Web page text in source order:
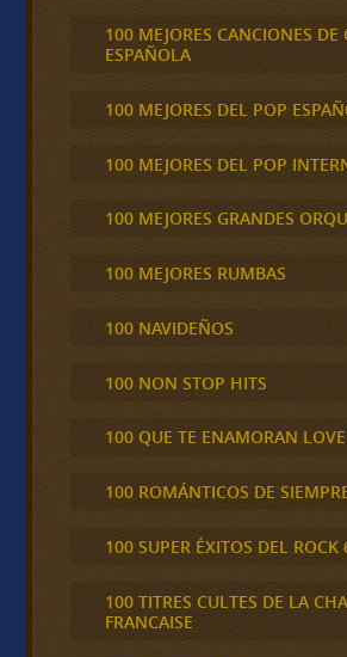
100 MEJORES CANCIONES DE
ESPAÑOLA
100 MEJORES DEL POP
100 MEJORES DEL POP
100 MEJORES GRANDES
100 MEJORES RUMBAS
100 NAVIDEÑOS
100 NON STOP HITS
100 QUE TE ENAMORAN
100 ROMÁNTICOS DE
100 SUPER ÉXITOS DEL ROCK
100 TITRES CULTES DE LA
FRANCAISE